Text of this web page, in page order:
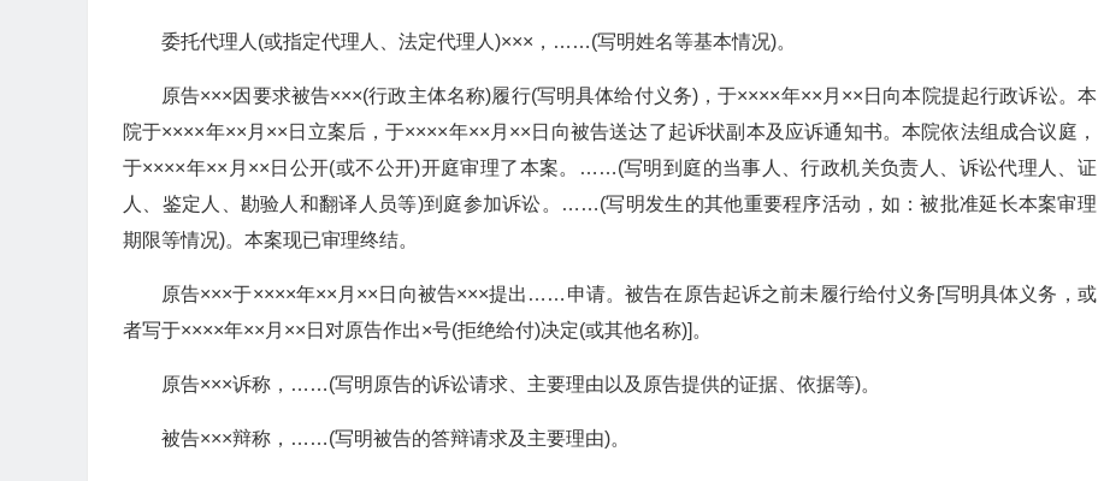
委托代理人(或指定代理人、法定代理人)×××，……(写明姓名等基本情况)。
原告×××因要求被告×××(行政主体名称)履行(写明具体给付义务)，于××××年××月××日向本院提起行政诉讼。本
院于××××年××月××日立案后，于××××年××月××日向被告送达了起诉状副本及应诉通知书。本院依法组成合议庭，
于××××年××月××日公开(或不公开)开庭审理了本案。……(写明到庭的当事人、行政机关负责人、诉讼代理人、证
人、鉴定人、勘验人和翻译人员等)到庭参加诉讼。……(写明发生的其他重要程序活动，如：被批准延长本案审理
期限等情况)。本案现已审理终结。
原告×××于××××年××月××日向被告×××提出……申请。被告在原告起诉之前未履行给付义务[写明具体义务，或
者写于××××年××月××日对原告作出×号(拒绝给付)决定(或其他名称)]。
原告×××诉称，……(写明原告的诉讼请求、主要理由以及原告提供的证据、依据等)。
被告×××辩称，……(写明被告的答辩请求及主要理由)。